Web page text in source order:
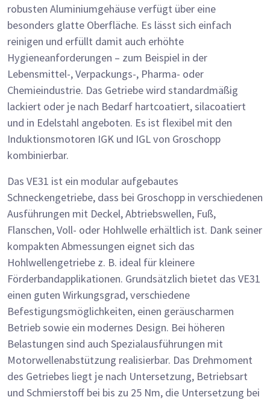
robusten Aluminiumgehäuse verfügt über eine
besonders glatte Oberfläche. Es lässt sich einfach
reinigen und erfüllt damit auch erhöhte
Hygieneanforderungen – zum Beispiel in der
Lebensmittel-, Verpackungs-, Pharma- oder
Chemieindustrie. Das Getriebe wird standardmäßig
lackiert oder je nach Bedarf hartcoatiert, silacoatiert
und in Edelstahl angeboten. Es ist flexibel mit den
Induktionsmotoren IGK und IGL von Groschopp
kombinierbar.
Das VE31 ist ein modular aufgebautes
Schneckengetriebe, dass bei Groschopp in verschiedenen
Ausführungen mit Deckel, Abtriebswellen, Fuß,
Flanschen, Voll- oder Hohlwelle erhältlich ist. Dank seiner
kompakten Abmessungen eignet sich das
Hohlwellengetriebe z. B. ideal für kleinere
Förderbandapplikationen. Grundsätzlich bietet das VE31
einen guten Wirkungsgrad, verschiedene
Befestigungsmöglichkeiten, einen geräuscharmen
Betrieb sowie ein modernes Design. Bei höheren
Belastungen sind auch Spezialausführungen mit
Motorwellenabstützung realisierbar. Das Drehmoment
des Getriebes liegt je nach Untersetzung, Betriebsart
und Schmierstoff bei bis zu 25 Nm, die Untersetzung bei